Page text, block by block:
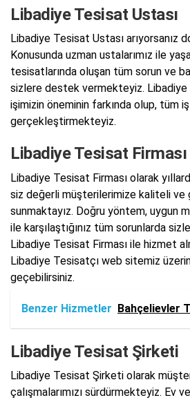
Libadiye Tesisat Ustası
Libadiye Tesisat Ustası arıyorsanız
Konusunda uzman ustalarımız ile
tesisatlarında oluşan tüm sorun ve
sizlere destek vermekteyiz. Libadiye
işimizin öneminin farkında olup, tüm
gerçekleştirmekteyiz.
Libadiye Tesisat Firması
Libadiye Tesisat Firması olarak
siz değerli müşterilerimize kaliteli ve
sunmaktayız. Doğru yöntem, uygun
ile karşılaştığınız tüm sorunlarda
Libadiye Tesisat Firması ile hizmet
Libadiye Tesisatçı web sitemiz
geçebilirsiniz.
Benzer Hizmetler Bahçelievler
Libadiye Tesisat Şirketi
Libadiye Tesisat Şirketi olarak
çalışmalarımızı sürdürmekteyiz. Ev